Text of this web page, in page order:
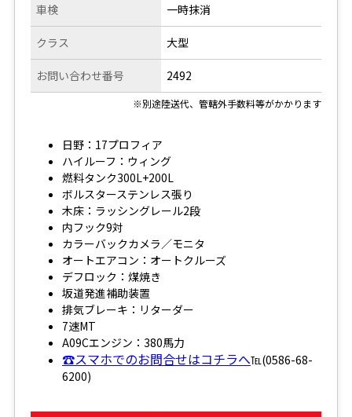
車検
クラス
お問い合わせ番号
一時抹消
大型
2492
※別途陸送代、管轄外手数料等がかかります
日野：17プロフィア
ハイルーフ：ウィング
燃料タンク300L+200L
ボルスターステンレス張り
木床：ラッシングレール2段
内フック9対
カラーバックカメラ／モニタ
オートエアコン：オートクルーズ
デフロック：煤焼き
坂道発進補助装置
排気ブレーキ：リターダー
7速MT
A09Cエンジン：380馬力
☎スマホでのお問合せはコチラへ℡(0586-68-
6200)